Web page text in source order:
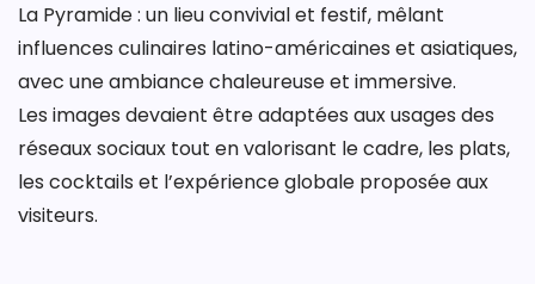
La Pyramide : un lieu convivial et festif, mêlant
influences culinaires latino-américaines et asiatiques,
avec une ambiance chaleureuse et immersive.
Les images devaient être adaptées aux usages des
réseaux sociaux tout en valorisant le cadre, les plats,
les cocktails et l’expérience globale proposée aux
visiteurs.